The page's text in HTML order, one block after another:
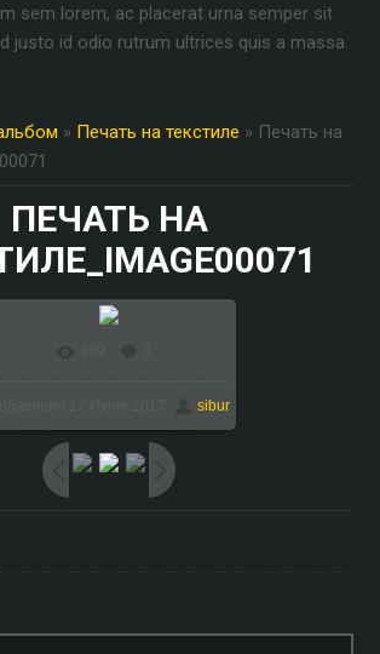
sem lorem, ac placerat urna semper sit
justo id odio rutrum ultrices quis a massa.
» Печать на текстиле » Печать на
ПЕЧАТЬ НА
sibur